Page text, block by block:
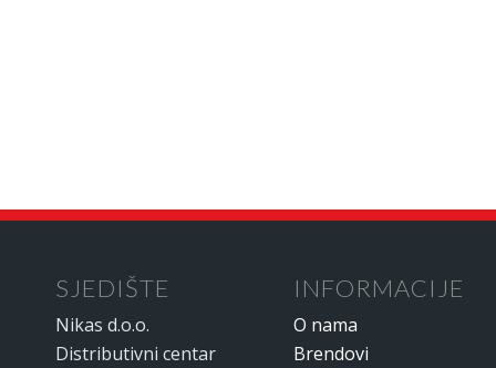
SJEDIŠTE
Nikas d.o.o.
Distributivni centar
INFORMACIJE
O nama
Brendovi